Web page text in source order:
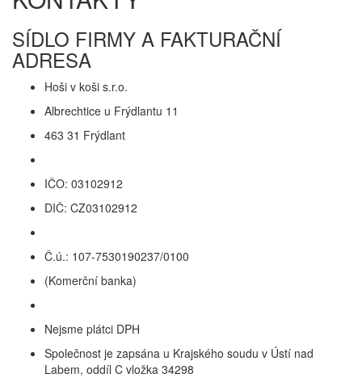
SÍDLO FIRMY A FAKTURAČNÍ
ADRESA
Hoši v koši s.r.o.
Albrechtice u Frýdlantu 11
463 31 Frýdlant
IČO: 03102912
DIČ: CZ03102912
Č.ú.: 107-7530190237/0100
(Komerční banka)
Nejsme plátci DPH
Společnost je zapsána u Krajského soudu v Ústí nad
Labem, oddíl C vložka 34298